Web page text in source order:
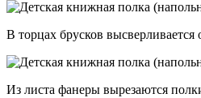
В торцах брусков высверливается
Из листа фанеры вырезаются